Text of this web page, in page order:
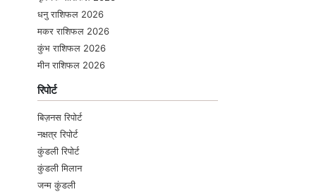
धनु राशिफल 2026
मकर राशिफल 2026
कुंभ राशिफल 2026
मीन राशिफल 2026
रिपोर्ट
बिज़नस रिपोर्ट
नक्षत्र रिपोर्ट
कुंडली रिपोर्ट
कुंडली मिलान
जन्म कुंडली